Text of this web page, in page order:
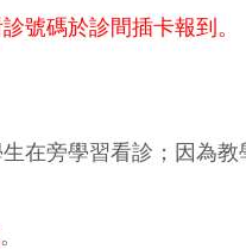
號碼於診間插卡報到。
在旁學習看診；因為教
。